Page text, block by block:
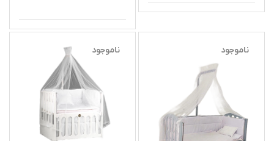
ناموجود ناموجود